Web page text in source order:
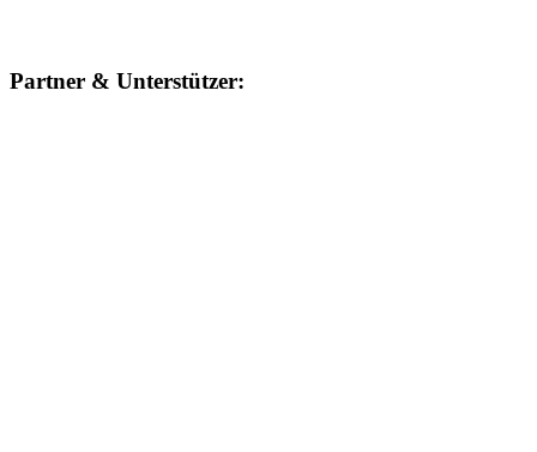
Partner & Unterstützer: